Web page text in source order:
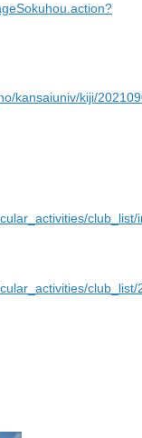
kansaiuniv/kiji/
club_list/